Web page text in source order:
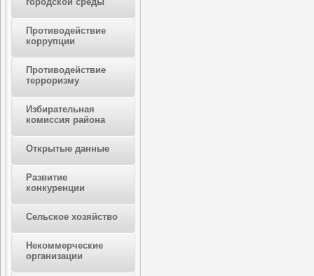
Противодействие
коррупции
Противодействие
терроризму
Избирательная
комиссия района
Открытые данные
Развитие
конкуренции
Сельское хозяйство
Некоммерческие
организации